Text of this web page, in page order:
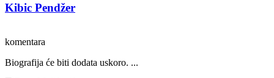
Kibic Pendžer
komentara
Biografija će biti dodata uskoro. ...